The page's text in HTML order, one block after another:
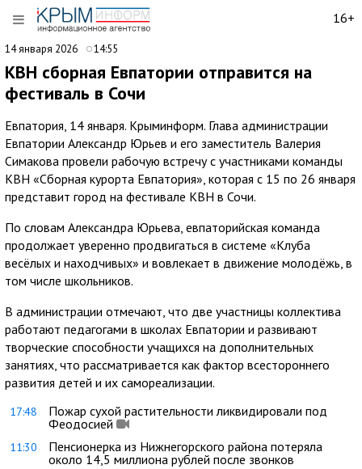
16+
14 января 2026 14:55
КВН сборная Евпатории отправится на
фестиваль в Сочи
Евпатория, 14 января. Крыминформ. Глава администрации
Евпатории Александр Юрьев и его заместитель Валерия
Симакова провели рабочую встречу с участниками команды
КВН «Сборная курорта Евпатория», которая с 15 по 26 января
представит город на фестивале КВН в Сочи.
По словам Александра Юрьева, евпаторийская команда
продолжает уверенно продвигаться в системе «Клуба
весёлых и находчивых» и вовлекает в движение молодёжь, в
том числе школьников.
В администрации отмечают, что две участницы коллектива
работают педагогами в школах Евпатории и развивают
творческие способности учащихся на дополнительных
занятиях, что рассматривается как фактор всестороннего
развития детей и их самореализации.
17:48
Пожар сухой растительности ликвидировали под
Феодосией
11:30
Пенсионерка из Нижнегорского района потеряла
около 14,5 миллиона рублей после звонков